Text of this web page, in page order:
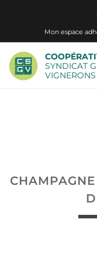
Mon espace
SYNDICAT
VIGNERONS